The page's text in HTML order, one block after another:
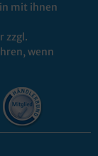
mit ihnen
zzgl.
wenn